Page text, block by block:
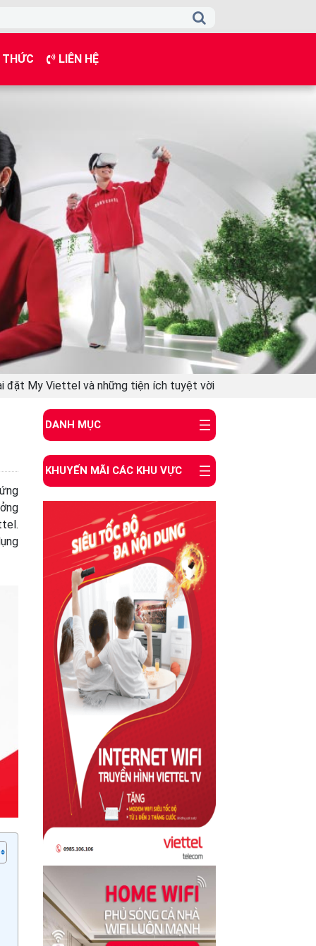
LIÊN HỆ
đặt My Viettel và những tiện ích tuyệt vời
DANH MỤC
KHUYẾN MÃI CÁC KHU VỰC